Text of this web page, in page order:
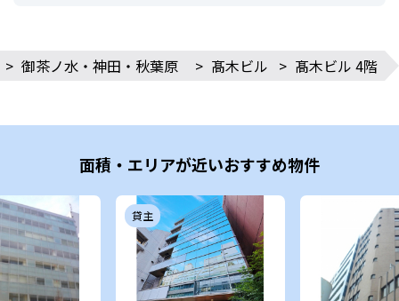
> 御茶ノ水・神田・秋葉原 > 髙木ビル > 髙木ビル 4階
面積・エリアが近いおすすめ物件
貸主